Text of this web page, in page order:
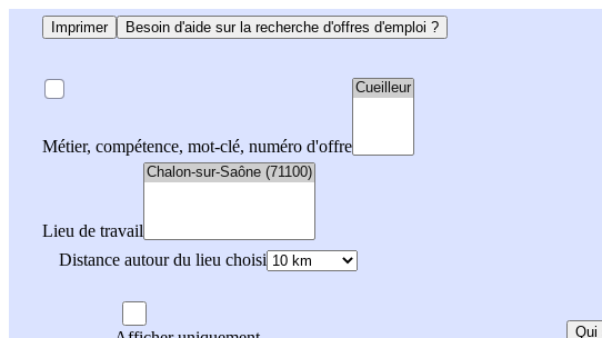
Imprimer Besoin d'aide sur la recherche d'offres d'emploi ?
Métier, compétence, mot-clé, numéro d'offre
Lieu de travail
Distance autour du lieu choisi
Qui